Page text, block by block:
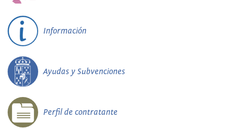
Información
Ayudas y Subvenciones
Perfil de contratante